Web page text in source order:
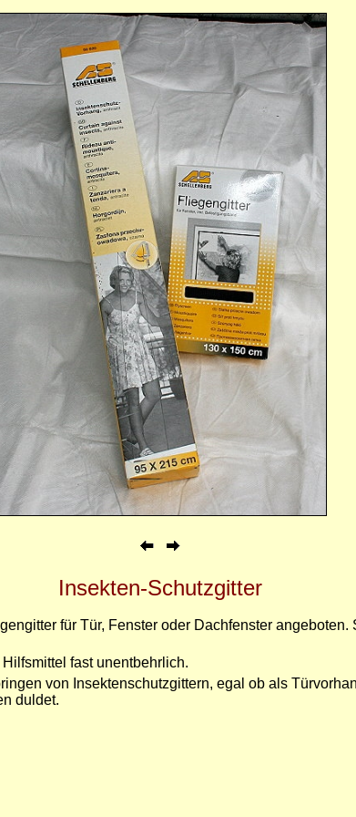
Insekten-Schutzgitter
für Tür, Fenster oder Dachfenster
fast unentbehrlich.
von Insektenschutzgittern, egal ob als
duldet.